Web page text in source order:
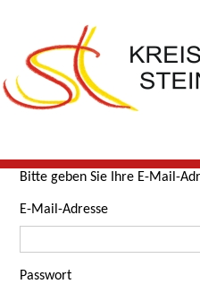
Bitte geben Sie Ihre E-Mail-
E-Mail-Adresse
Passwort